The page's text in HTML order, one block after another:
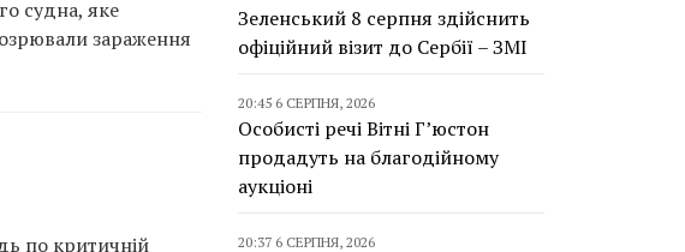
судна, яке
зараження
по критичній
Зеленський 8 серпня здійснить
офіційний візит до Сербії – ЗМІ
20:45 6 СЕРПНЯ, 2026
Особисті речі Вітні Г’юстон
продадуть на благодійному
аукціоні
20:37 6 СЕРПНЯ, 2026